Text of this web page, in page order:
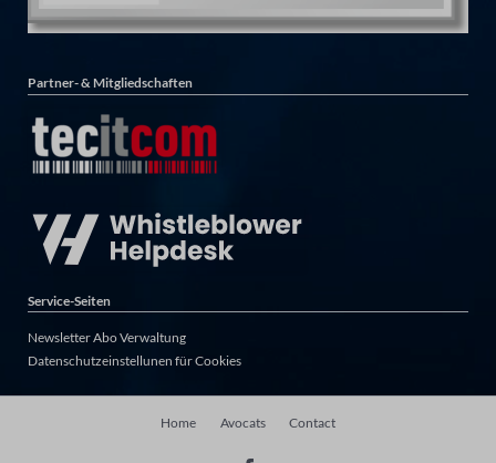
Partner- & Mitgliedschaften
Service-Seiten
Newsletter Abo Verwaltung
Datenschutzeinstellunen für Cookies
Home Avocats Contact